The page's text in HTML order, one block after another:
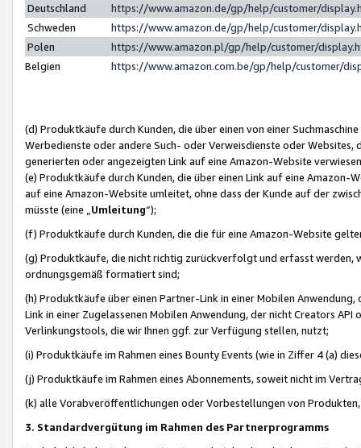
Deutschland
https://www.amazon.de/gp/help/customer/
Schweden
https://www.amazon.de/gp/help/customer/
Polen
https://www.amazon.pl/gp/help/customer/
Belgien
https://www.amazon.com.be/gp/help/customer/
(d) Produktkäufe durch Kunden, die über einen von einer
Werbedienste oder andere Such- oder Verweisdienste oder Websites,
generierten oder angezeigten Link auf eine Amazon-Website
(e) Produktkäufe durch Kunden, die über einen Link auf eine
auf eine Amazon-Website umleitet, ohne dass der Kunde auf der
müsste (eine „ Umleitung“);
(f) Produktkäufe durch Kunden, die die für eine Amazon-Website
(g) Produktkäufe, die nicht richtig zurückverfolgt und erfasst werden,
ordnungsgemäß formatiert sind;
(h) Produktkäufe über einen Partner-Link in einer Mobilen
Link in einer Zugelassenen Mobilen Anwendung, der nicht Creators
Verlinkungstools, die wir Ihnen ggf. zur Verfügung stellen, nutzt;
(i) Produktkäufe im Rahmen eines Bounty Events (wie in Ziffer 4 (a)
(j) Produktkäufe im Rahmen eines Abonnements, soweit nicht im
(k) alle Vorabveröffentlichungen oder Vorbestellungen von
3. Standardvergütung im Rahmen des Partnerprogramms